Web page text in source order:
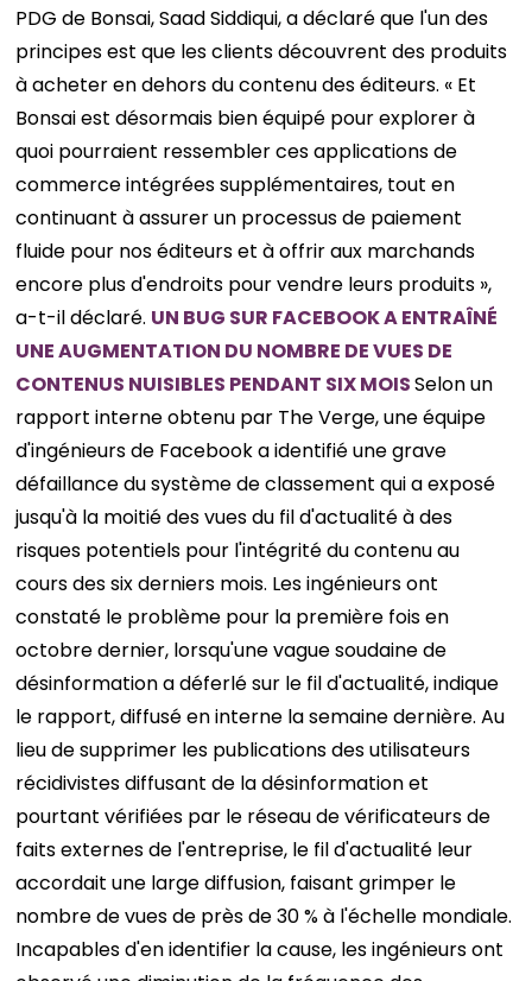
PDG de Bonsai, Saad Siddiqui, a déclaré que l'un des
principes est que les clients découvrent des produits
à acheter en dehors du contenu des éditeurs. « Et
Bonsai est désormais bien équipé pour explorer à
quoi pourraient ressembler ces applications de
commerce intégrées supplémentaires, tout en
continuant à assurer un processus de paiement
fluide pour nos éditeurs et à offrir aux marchands
encore plus d'endroits pour vendre leurs produits »,
a-t-il déclaré. UN BUG SUR FACEBOOK A ENTRAÎNÉ
UNE AUGMENTATION DU NOMBRE DE VUES DE
CONTENUS NUISIBLES PENDANT SIX MOISSelon un
rapport interne obtenu par The Verge, une équipe
d'ingénieurs de Facebook a identifié une grave
défaillance du système de classement qui a exposé
jusqu'à la moitié des vues du fil d'actualité à des
risques potentiels pour l'intégrité du contenu au
cours des six derniers mois. Les ingénieurs ont
constaté le problème pour la première fois en
octobre dernier, lorsqu'une vague soudaine de
désinformation a déferlé sur le fil d'actualité, indique
le rapport, diffusé en interne la semaine dernière. Au
lieu de supprimer les publications des utilisateurs
récidivistes diffusant de la désinformation et
pourtant vérifiées par le réseau de vérificateurs de
faits externes de l'entreprise, le fil d'actualité leur
accordait une large diffusion, faisant grimper le
nombre de vues de près de 30 % à l'échelle mondiale.
Incapables d'en identifier la cause, les ingénieurs ont